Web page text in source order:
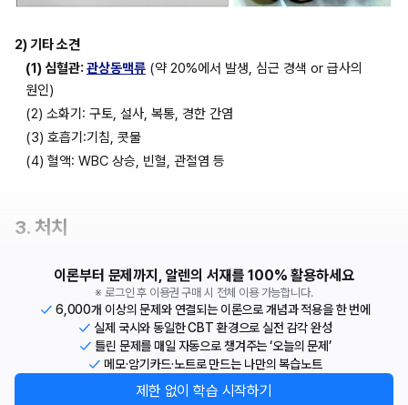
2) 기타 소견
(1) 심혈관: 관상동맥류 (약 20%에서 발생, 심근 경색 or 급사의
원인)
(2) 소화기: 구토, 설사, 복통, 경한 간염
(3) 호흡기:기침, 콧물
(4) 혈액: WBC 상승, 빈혈, 관절염 등
3. 처치
이론부터 문제까지, 알렌의 서재를 100% 활용하세요
※ 로그인 후 이용권 구매 시 전체 이용 가능합니다.
6,000개 이상의 문제와 연결되는 이론으로 개념과 적용을 한 번에
실제 국시와 동일한 CBT 환경으로 실전 감각 완성
틀린 문제를 매일 자동으로 챙겨주는 ‘오늘의 문제’
메모·암기카드·노트로 만드는 나만의 복습노트
제한 없이 학습 시작하기